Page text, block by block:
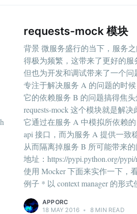
requests-mock 模块
背景 微服务盛行的当下，服务
得极为频繁，这带来了更好的服
但也为开发和调试带来了一个问
专注于解决服务 A 的问题的时
它的依赖服务 B 的问题搞得焦头
requests-mock 这个模块就是解决
它通过在服务 A 中模拟所依赖
api 接口，而为服务 A 提供一致
从而隔离掉服务 B 所可能带来
地址：https://pypi.python.org/pypi/
使用 Mocker 下面来实作一下，
例子 * 以 context manager 的形式
APPORC
18 MAY 2016 • 8 MIN READ